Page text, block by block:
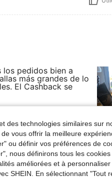
pedidos bien a
más grandes de lo
El Cashback se
des technologies similaires sur
vous offrir la meilleure
ou définir vos préférences de
nous définirons tous les
améliorées et à
SHEIN. En sélectionnant "Tout